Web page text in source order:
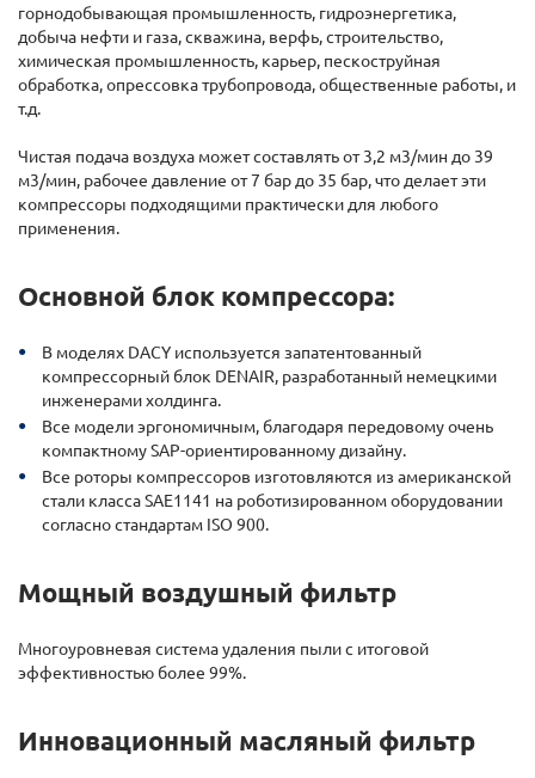
горнодобывающая промышленность, гидроэнергетика,
добыча нефти и газа, скважина, верфь, строительство,
химическая промышленность, карьер, пескоструйная
обработка, опрессовка трубопровода, общественные работы, и
т.д.
Чистая подача воздуха может составлять от 3,2 м3/мин до 39
м3/мин, рабочее давление от 7 бар до 35 бар, что делает эти
компрессоры подходящими практически для любого
применения.
Основной блок компрессора:
В моделях DACY используется запатентованный
компрессорный блок DENAIR, разработанный немецкими
инженерами холдинга.
Все модели эргономичным, благодаря передовому очень
компактному SAP-ориентированному дизайну.
Все роторы компрессоров изготовляются из американской
стали класса SAE1141 на роботизированном оборудовании
согласно стандартам ISO 900.
Мощный воздушный фильтр
Многоуровневая система удаления пыли с итоговой
эффективностью более 99%.
Инновационный масляный фильтр